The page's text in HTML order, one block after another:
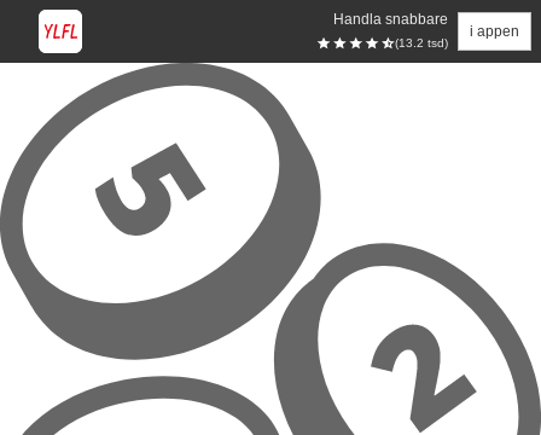
Handla snabbare
(13.2 tsd)
i appen
Hoppa till huvudinnehåll